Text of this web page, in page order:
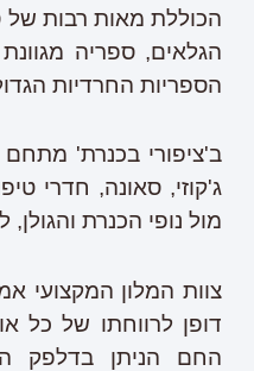
הכוללת מאות רבות
הגלאים, ספריה
הספריות החרדיות
ב'ציפורי בכנרת' מתחם
ג'קוזי, סאונה, חדרי
מול נופי הכנרת
צוות המלון המקצועי
דופן לרווחתו של כל
החם הניתן בדלפק